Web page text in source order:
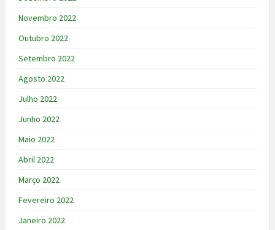
Novembro 2022
Outubro 2022
Setembro 2022
Agosto 2022
Julho 2022
Junho 2022
Maio 2022
Abril 2022
Março 2022
Fevereiro 2022
Janeiro 2022